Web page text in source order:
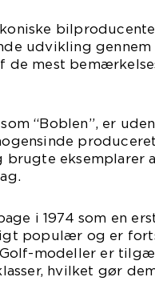
udvikling gennem
de mest
“Boblen”, er
brugte eksemplarer
i 1974 som en
populær og er
modeller er
hvilket gør